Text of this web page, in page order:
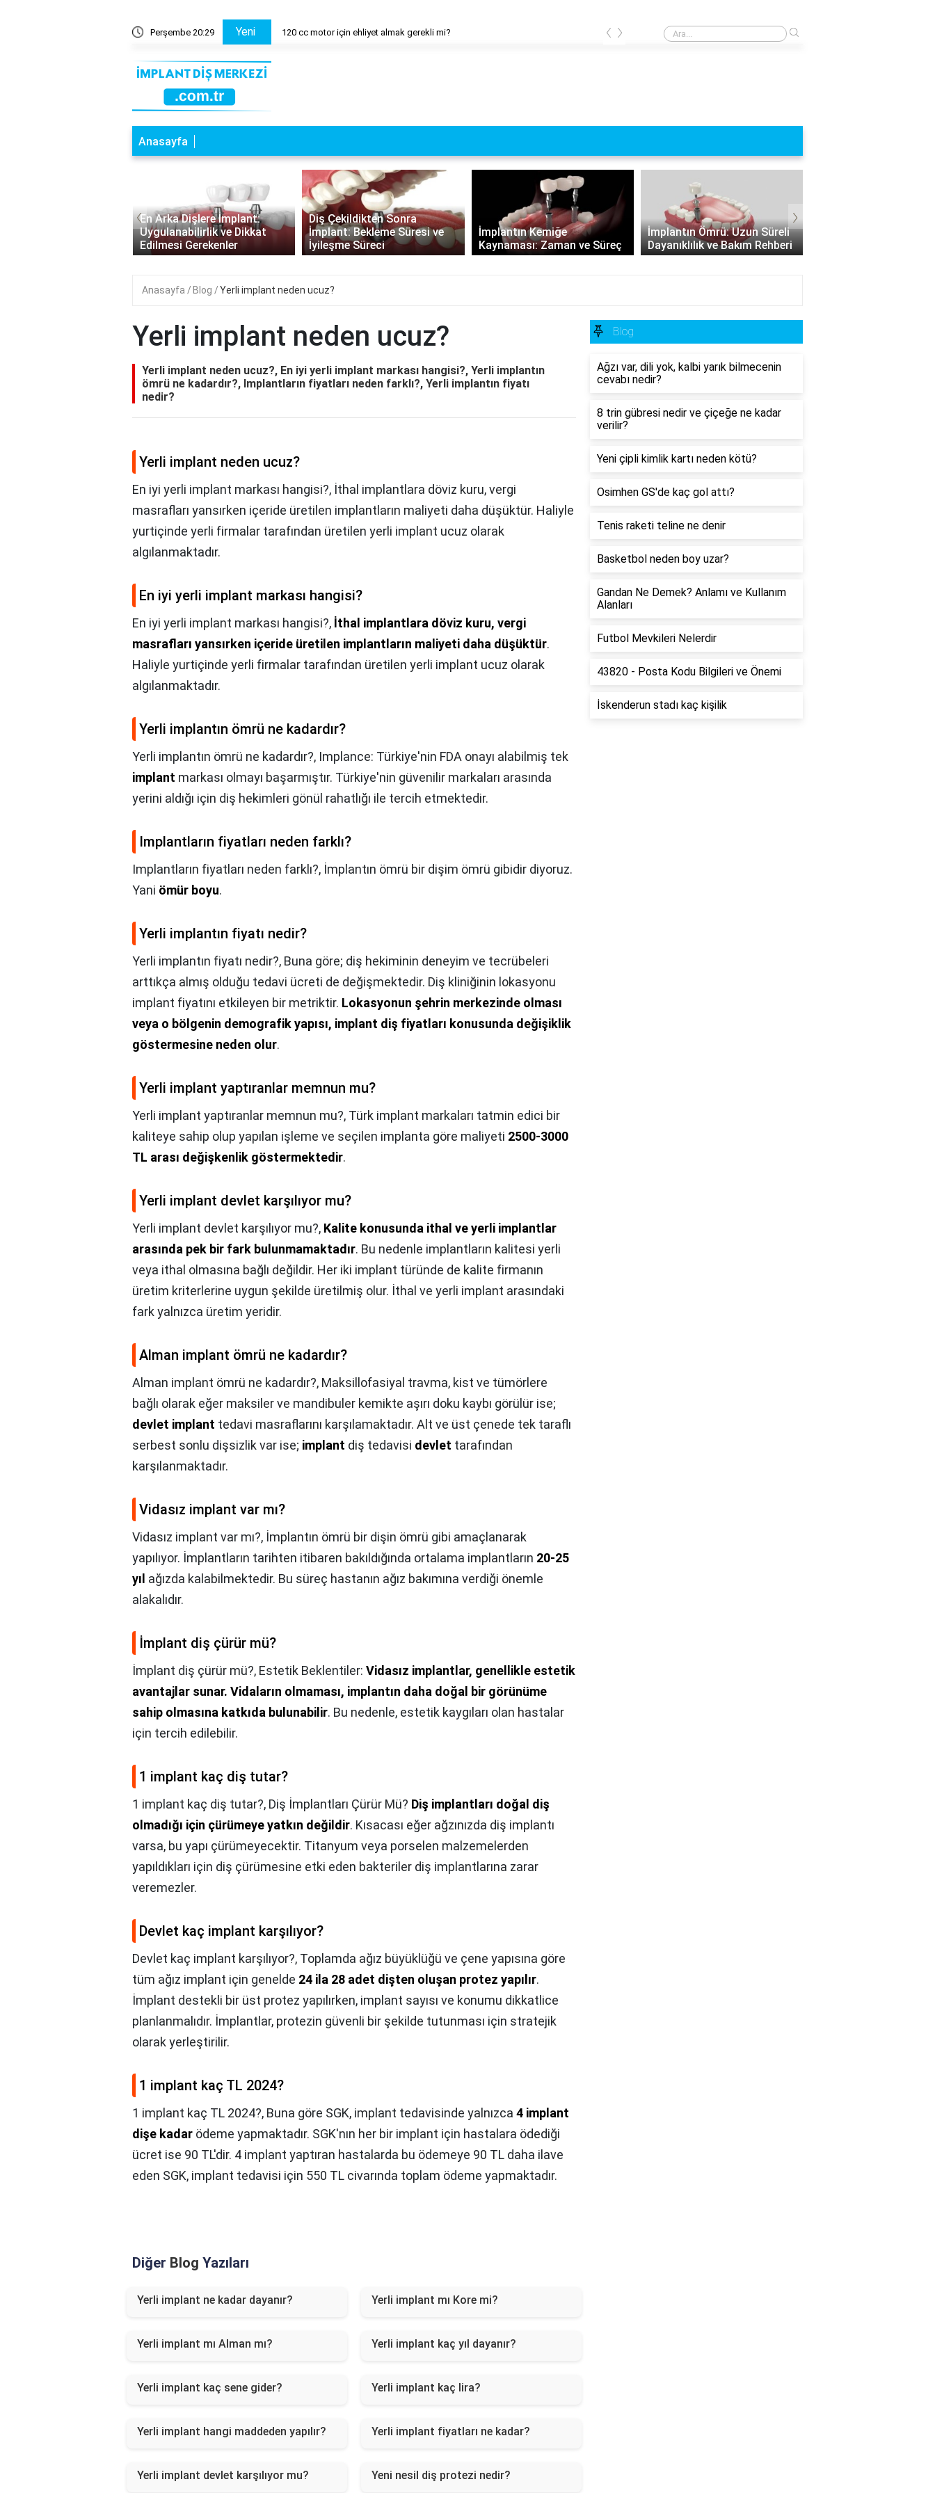
Perşembe 20:29 Yeni 120 cc motor için ehliyet almak gerekli mi? 120 cc motor için ehliyet almak gerekli mi?
‹ ›
Anasayfa
En Arka Dişlere İmplant:
Uygulanabilirlik ve Dikkat
Edilmesi Gerekenler
Diş Çekildikten Sonra
İmplant: Bekleme Süresi ve
İyileşme Süreci
İmplantın Kemiğe
Kaynaması: Zaman ve Süreç
İmplantın Ömrü: Uzun Süreli
Dayanıklılık ve Bakım Rehberi
‹ ›
Anasayfa Blog Yerli implant neden ucuz?
Yerli implant neden ucuz?
Yerli implant neden ucuz?, En iyi yerli implant markası hangisi?, Yerli implantın
ömrü ne kadardır?, Implantların fiyatları neden farklı?, Yerli implantın fiyatı
nedir?
Yerli implant neden ucuz?
En iyi yerli implant markası hangisi?, İthal implantlara döviz kuru, vergi
masrafları yansırken içeride üretilen implantların maliyeti daha düşüktür. Haliyle
yurtiçinde yerli firmalar tarafından üretilen yerli implant ucuz olarak
algılanmaktadır.
En iyi yerli implant markası hangisi?
En iyi yerli implant markası hangisi?, İthal implantlara döviz kuru, vergi
masrafları yansırken içeride üretilen implantların maliyeti daha düşüktür.
Haliyle yurtiçinde yerli firmalar tarafından üretilen yerli implant ucuz olarak
algılanmaktadır.
Yerli implantın ömrü ne kadardır?
Yerli implantın ömrü ne kadardır?, Implance: Türkiye'nin FDA onayı alabilmiş tek
implant markası olmayı başarmıştır. Türkiye'nin güvenilir markaları arasında
yerini aldığı için diş hekimleri gönül rahatlığı ile tercih etmektedir.
Implantların fiyatları neden farklı?
Implantların fiyatları neden farklı?, İmplantın ömrü bir dişim ömrü gibidir diyoruz.
Yani ömür boyu.
Yerli implantın fiyatı nedir?
Yerli implantın fiyatı nedir?, Buna göre; diş hekiminin deneyim ve tecrübeleri
arttıkça almış olduğu tedavi ücreti de değişmektedir. Diş kliniğinin lokasyonu
implant fiyatını etkileyen bir metriktir. Lokasyonun şehrin merkezinde olması
veya o bölgenin demografik yapısı, implant diş fiyatları konusunda değişiklik
göstermesine neden olur.
Yerli implant yaptıranlar memnun mu?
Yerli implant yaptıranlar memnun mu?, Türk implant markaları tatmin edici bir
kaliteye sahip olup yapılan işleme ve seçilen implanta göre maliyeti 2500-3000
TL arası değişkenlik göstermektedir.
Yerli implant devlet karşılıyor mu?
Yerli implant devlet karşılıyor mu?, Kalite konusunda ithal ve yerli implantlar
arasında pek bir fark bulunmamaktadır. Bu nedenle implantların kalitesi yerli
veya ithal olmasına bağlı değildir. Her iki implant türünde de kalite firmanın
üretim kriterlerine uygun şekilde üretilmiş olur. İthal ve yerli implant arasındaki
fark yalnızca üretim yeridir.
Alman implant ömrü ne kadardır?
Alman implant ömrü ne kadardır?, Maksillofasiyal travma, kist ve tümörlere
bağlı olarak eğer maksiler ve mandibuler kemikte aşırı doku kaybı görülür ise;
devlet implant tedavi masraflarını karşılamaktadır. Alt ve üst çenede tek taraflı
serbest sonlu dişsizlik var ise; implant diş tedavisi devlet tarafından
karşılanmaktadır.
Vidasız implant var mı?
Vidasız implant var mı?, İmplantın ömrü bir dişin ömrü gibi amaçlanarak
yapılıyor. İmplantların tarihten itibaren bakıldığında ortalama implantların 20-25
yıl ağızda kalabilmektedir. Bu süreç hastanın ağız bakımına verdiği önemle
alakalıdır.
İmplant diş çürür mü?
İmplant diş çürür mü?, Estetik Beklentiler: Vidasız implantlar, genellikle estetik
avantajlar sunar. Vidaların olmaması, implantın daha doğal bir görünüme
sahip olmasına katkıda bulunabilir. Bu nedenle, estetik kaygıları olan hastalar
için tercih edilebilir.
1 implant kaç diş tutar?
1 implant kaç diş tutar?, Diş İmplantları Çürür Mü? Diş implantları doğal diş
olmadığı için çürümeye yatkın değildir. Kısacası eğer ağzınızda diş implantı
varsa, bu yapı çürümeyecektir. Titanyum veya porselen malzemelerden
yapıldıkları için diş çürümesine etki eden bakteriler diş implantlarına zarar
veremezler.
Devlet kaç implant karşılıyor?
Devlet kaç implant karşılıyor?, Toplamda ağız büyüklüğü ve çene yapısına göre
tüm ağız implant için genelde 24 ila 28 adet dişten oluşan protez yapılır.
İmplant destekli bir üst protez yapılırken, implant sayısı ve konumu dikkatlice
planlanmalıdır. İmplantlar, protezin güvenli bir şekilde tutunması için stratejik
olarak yerleştirilir.
1 implant kaç TL 2024?
1 implant kaç TL 2024?, Buna göre SGK, implant tedavisinde yalnızca 4 implant
dişe kadar ödeme yapmaktadır. SGK'nın her bir implant için hastalara ödediği
ücret ise 90 TL'dir. 4 implant yaptıran hastalarda bu ödemeye 90 TL daha ilave
eden SGK, implant tedavisi için 550 TL civarında toplam ödeme yapmaktadır.
Diğer Blog Yazıları
Yerli implant ne kadar dayanır? Yerli implant mı Kore mi?
Yerli implant mı Alman mı? Yerli implant kaç yıl dayanır?
Yerli implant kaç sene gider? Yerli implant kaç lira?
Yerli implant hangi maddeden yapılır? Yerli implant fiyatları ne kadar?
Yerli implant devlet karşılıyor mu? Yeni nesil diş protezi nedir?
Blog
Ağzı var, dili yok, kalbi yarık bilmecenin
cevabı nedir?
8 trin gübresi nedir ve çiçeğe ne kadar
verilir?
Yeni çipli kimlik kartı neden kötü?
Osimhen GS'de kaç gol attı?
Tenis raketi teline ne denir
Basketbol neden boy uzar?
Gandan Ne Demek? Anlamı ve Kullanım
Alanları
Futbol Mevkileri Nelerdir
43820 - Posta Kodu Bilgileri ve Önemi
İskenderun stadı kaç kişilik